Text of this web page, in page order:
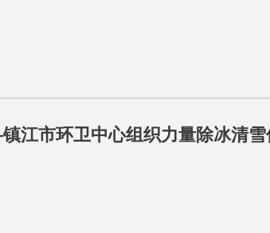
江市环卫中心组织力量除冰清雪